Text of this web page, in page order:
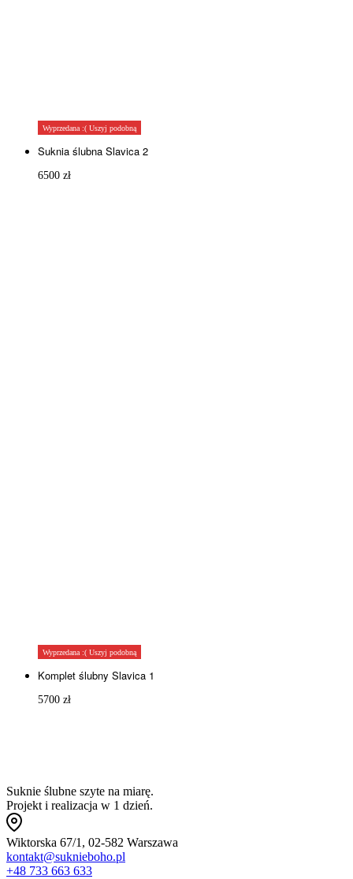
Wyprzedana :( Uszyj podobną
Suknia ślubna Slavica 2
6500 zł
Wyprzedana :( Uszyj podobną
Komplet ślubny Slavica 1
5700 zł
Suknie ślubne szyte na miarę.
Projekt i realizacja w 1 dzień.
Wiktorska 67/1, 02-582 Warszawa
kontakt@suknieboho.pl
+48 733 663 633